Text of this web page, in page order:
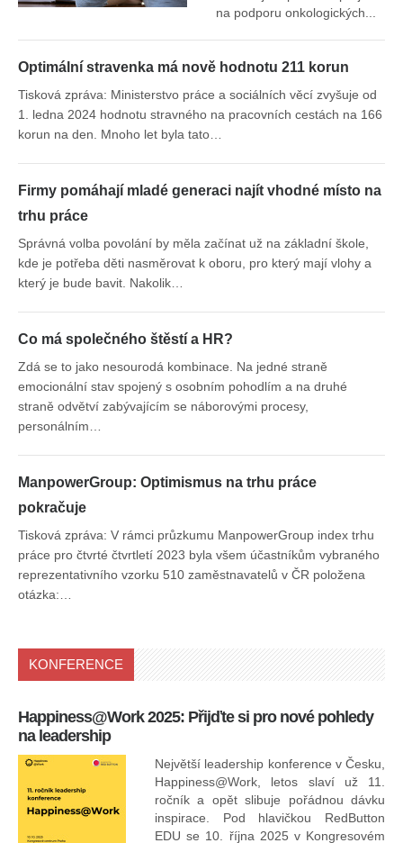
na podporu onkologických...
Optimální stravenka má nově hodnotu 211 korun
Tisková zpráva: Ministerstvo práce a sociálních věcí zvyšuje od
1. ledna 2024 hodnotu stravného na pracovních cestách na 166
korun na den. Mnoho let byla tato…
Firmy pomáhají mladé generaci najít vhodné místo na
trhu práce
Správná volba povolání by měla začínat už na základní škole,
kde je potřeba děti nasměrovat k oboru, pro který mají vlohy a
který je bude bavit. Nakolik…
Co má společného štěstí a HR?
Zdá se to jako nesourodá kombinace. Na jedné straně
emocionální stav spojený s osobním pohodlím a na druhé
straně odvětví zabývajícím se náborovými procesy,
personálním…
ManpowerGroup: Optimismus na trhu práce
pokračuje
Tisková zpráva: V rámci průzkumu ManpowerGroup index trhu
práce pro čtvrté čtvrtletí 2023 byla všem účastníkům vybraného
reprezentativního vzorku 510 zaměstnavatelů v ČR položena
otázka:…
KONFERENCE
Happiness@Work 2025: Přijďte si pro nové pohledy
na leadership
Největší leadership konference v Česku,
Happiness@Work, letos slaví už 11.
ročník a opět slibuje pořádnou dávku
inspirace. Pod hlavičkou RedButton
EDU se 10. října 2025 v Kongresovém